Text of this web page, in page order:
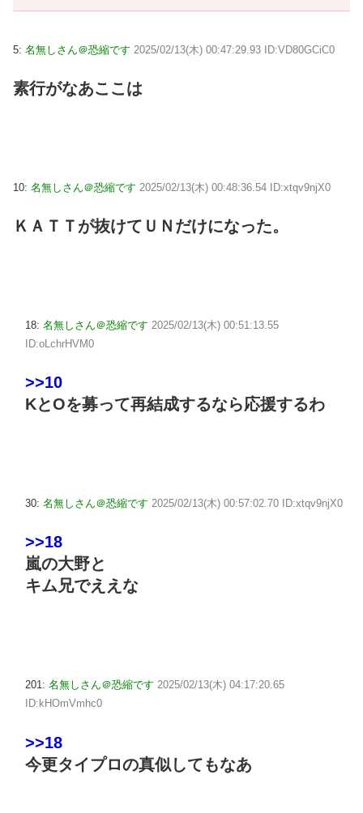
5: 名無しさん＠恐縮です 2025/02/13(木) 00:47:29.93 ID:VD80GCiC0
素行がなあここは
10: 名無しさん＠恐縮です 2025/02/13(木) 00:48:36.54 ID:xtqv9njX0
ＫＡＴＴが抜けてＵＮだけになった。
18: 名無しさん＠恐縮です 2025/02/13(木) 00:51:13.55
ID:oLchrHVM0
>>10
KとOを募って再結成するなら応援するわ
30: 名無しさん＠恐縮です 2025/02/13(木) 00:57:02.70 ID:xtqv9njX0
>>18
嵐の大野と
キム兄でええな
201: 名無しさん＠恐縮です 2025/02/13(木) 04:17:20.65
ID:kHOmVmhc0
>>18
今更タイプロの真似してもなあ